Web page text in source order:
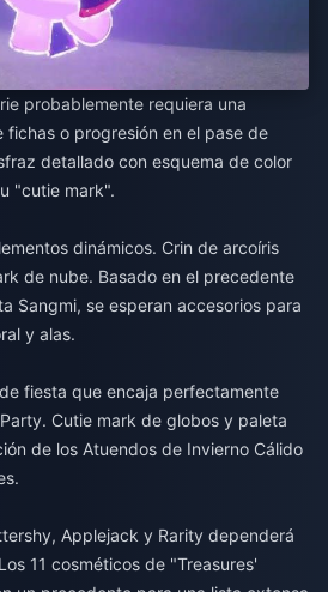
probablemente requiera una
fichas o progresión en el pase de
detallado con esquema de color
"cutie mark".
dinámicos. Crin de arcoíris
de nube. Basado en el precedente
Sangmi, se esperan accesorios para
y alas.
fiesta que encaja perfectamente
Cutie mark de globos y paleta
de los Atuendos de Invierno Cálido
Applejack y Rarity dependerá
11 cosméticos de "Treasures'